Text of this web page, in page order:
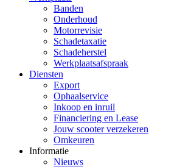
Banden
Onderhoud
Motorrevisie
Schadetaxatie
Schadeherstel
Werkplaatsafspraak
Diensten
Export
Ophaalservice
Inkoop en inruil
Financiering en Lease
Jouw scooter verzekeren
Omkeuren
Informatie
Nieuws